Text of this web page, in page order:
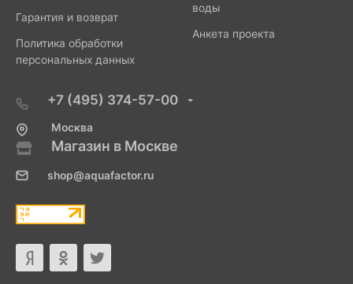
Гарантия и возврат
Политика обработки
персональных данных
воды
Анкета проекта
+7 (495) 374-57-00
Москва
Магазин в Москве
shop@aquafactor.ru